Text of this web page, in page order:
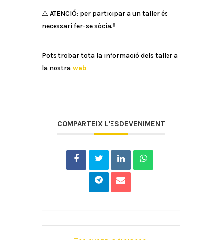
⚠️ ATENCIÓ: per participar a un taller és
necessari fer-se sòcia.‼️
Pots trobar tota la informació dels taller a
la nostra web
COMPARTEIX L'ESDEVENIMENT